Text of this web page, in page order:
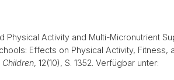
100-
Physical Activity and Multi-Micronutrient
Effects on Physical Activity, Fitness,
Children, 12(10), S. 1352. Verfügbar unter: